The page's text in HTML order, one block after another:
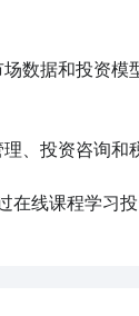
数据和投资模
、投资咨询和
线课程学习